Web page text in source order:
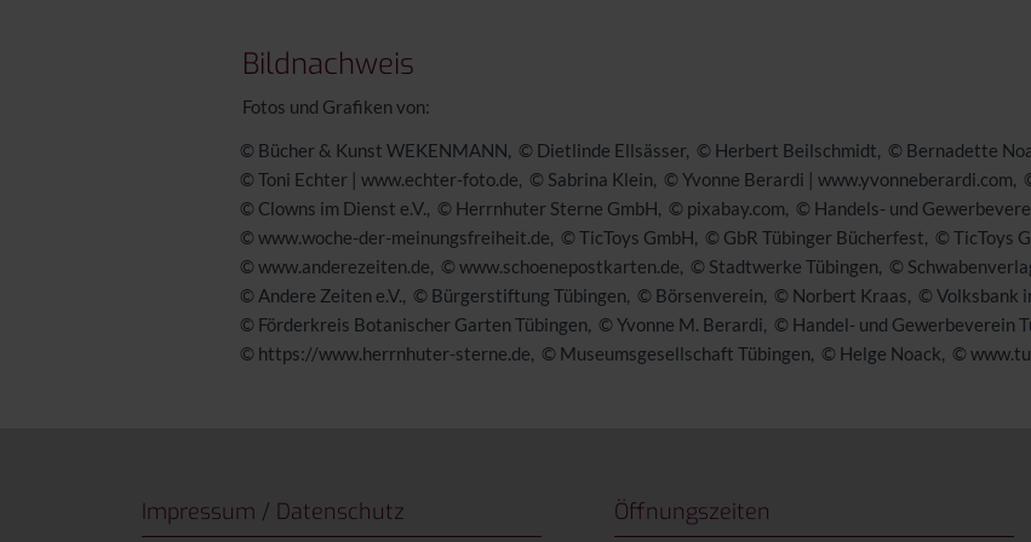
Bildnachweis
Fotos und Grafiken von:
© Bücher & Kunst WEKENMANN
© Dietlinde Ellsässer © Herbert Beilschmidt © Bernadette
© Toni Echter | www.echter-foto.de
© Sabrina Klein © Yvonne Berardi | www.yvonneberardi.com
© Clowns im Dienst e.V.
© Herrnhuter Sterne GmbH © pixabay.com
© Handels- und
© www.woche-der-meinungsfreiheit.de
© TicToys GmbH © GbR Tübinger Bücherfest © TicToys
© www.anderezeiten.de
© www.schoenepostkarten.de © Stadtwerke Tübingen ©
© Andere Zeiten e.V.
© Bürgerstiftung Tübingen © Börsenverein © Norbert Kraas © Volksbank
© Förderkreis Botanischer Garten Tübingen
© Yvonne M. Berardi
© Handel- und Gewerbeverein
© https://www.herrnhuter-sterne.de
© Museumsgesellschaft Tübingen © Helge Noack ©
Impressum / Datenschutz Öffnungszeiten